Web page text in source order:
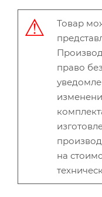
Товар
право
на